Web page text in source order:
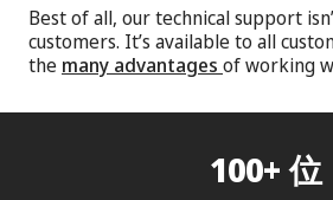
Best of all, our technical support
customers. It’s available to all
the many advantages of working
100+ 位